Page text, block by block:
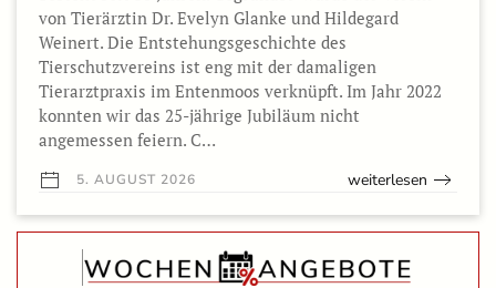
von Tierärztin Dr. Evelyn Glanke und Hildegard
Weinert. Die Entstehungsgeschichte des
Tierschutzvereins ist eng mit der damaligen
Tierarztpraxis im Entenmoos verknüpft. Im Jahr 2022
konnten wir das 25-jährige Jubiläum nicht
angemessen feiern. C…
5. AUGUST 2026 weiterlesen